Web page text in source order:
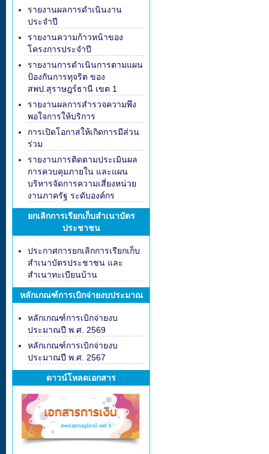
รายงานผลการดำเนินงาน
ประจำปี
รายงานความก้าวหน้าของ
โครงการประจำปี
รายงานการดำเนินการตามแผน
ป้องกันการทุจริต ของ
สพป.สุราษฎร์ธานี เขต 1
รายงานผลการสำรวจความพึง
พอใจการให้บริการ
การเปิดโอกาสให้เกิดการมีส่วน
ร่วม
รายงานการติดตามประเมินผล
การควบคุมภายใน และแผน
บริหารจัดการความเสี่ยงหน่วย
งานภาครัฐ ระดับองค์กร
ยกเลิกการเรียกเก็บสำเนาบัตร
ประชาชน
ประกาศการยกเลิกการเรียกเก็บ
สำเนาบัตรประชาชน และ
สำเนาทะเบียนบ้าน
หลักเกณฑ์การเบิกจ่ายงบประมาณ
หลักเกณฑ์การเบิกจ่ายงบ
ประมาณปี พ.ศ. 2569
หลักเกณฑ์การเบิกจ่ายงบ
ประมาณปี พ.ศ. 2567
ดาวน์โหลดเอกสาร